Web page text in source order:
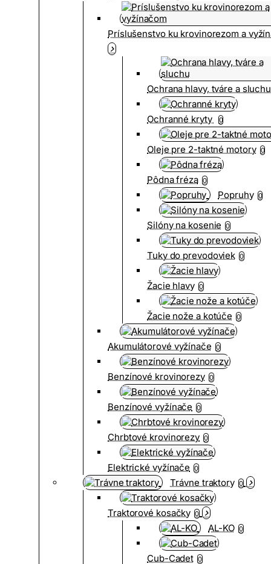
Príslušenstvo ku krovinorezom a
Ochrana hlavy, tváre a sluchu
Ochranné kryty 0
Oleje pre 2-taktné motory 0
Pôdna fréza 0
Popruhy 0
Silóny na kosenie 0
Tuky do prevodoviek 0
Žacie hlavy 0
Žacie nože a kotúče 0
Akumulátorové vyžínače 0
Benzínové krovinorezy 0
Benzínové vyžínače 0
Chrbtové krovinorezy 0
Elektrické vyžínače 0
Trávne traktory 0
Traktorové kosačky 0
AL-KO 0
Cub-Cadet 0